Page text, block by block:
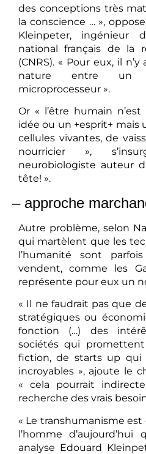
des conceptions très
la conscience … »,
Kleinpeter, ingénieur
national français de la
(CNRS). « Pour eux, il
nature entre un
microprocesseur ».
Or « l’être humain
idée ou un +esprit+ mais
cellules vivantes, de
nourricier »,
neurobiologiste auteur
tête! ».
– approche
Autre problème, selon
qui martèlent que les
l’humanité sont
vendent, comme les
représente pour eux un
« Il ne faudrait pas que
stratégiques ou
fonction (…) des
sociétés qui
fiction, de starts up qui
incroyables », ajoute le
« cela pourrait
recherche des vrais
« Le transhumanisme est
l’homme
analyse Edouard